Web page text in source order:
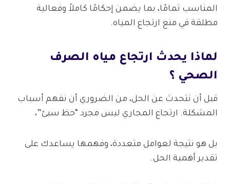
المناسب تمامًا، بما يضمن إحكامًا كاملاً وفعالية
مطلقة في منع ارتجاع المياه.
لماذا يحدث ارتجاع مياه الصرف
الصحي ؟
قبل أن نتحدث عن الحل، من الضروري أن نفهم أسباب
المشكلة. ارتجاع المجاري ليس مجرد “حظ سيئ”،
بل هو نتيجة لعوامل متعددة، وفهمها يساعدك على
تقدير أهمية الحل.